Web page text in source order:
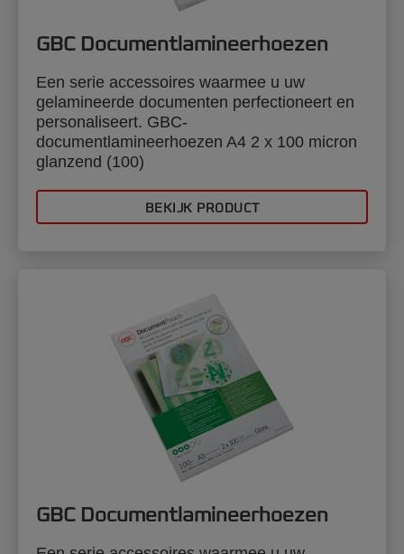
GBC Documentlamineerhoezen
Een serie accessoires waarmee u uw
gelamineerde documenten perfectioneert en
personaliseert. GBC-
documentlamineerhoezen A4 2 x 100 micron
glanzend (100)
BEKIJK PRODUCT
GBC Documentlamineerhoezen